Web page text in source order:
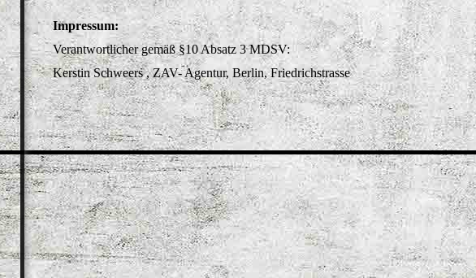
Impressum:
Verantwortlicher gemäß §10 Absatz 3 MDSV:
Kerstin Schweers , ZAV- Agentur, Berlin, Friedrichstrasse